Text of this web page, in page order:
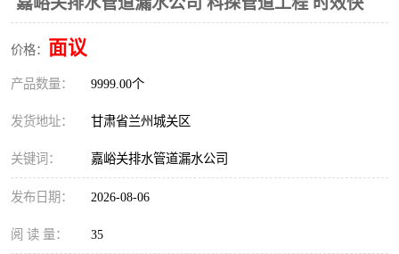
价格： 面议
产品数量： 9999.00个
发货地址： 甘肃省兰州城关区
关键词： 嘉峪关排水管道漏水公司
发布日期： 2026-08-06
阅 读 量： 35